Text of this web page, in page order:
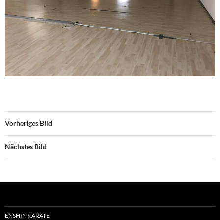
Vorheriges Bild
Nächstes Bild
ENSHIN KARATE